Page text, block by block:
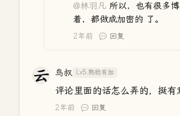
@林羽凡 所以，也有很多
着，都做成加密的 了。
2年前 回复
鸟叔 Lv5.熟稔有加
评论里面的话怎么弄的，挺有
2年前 回复